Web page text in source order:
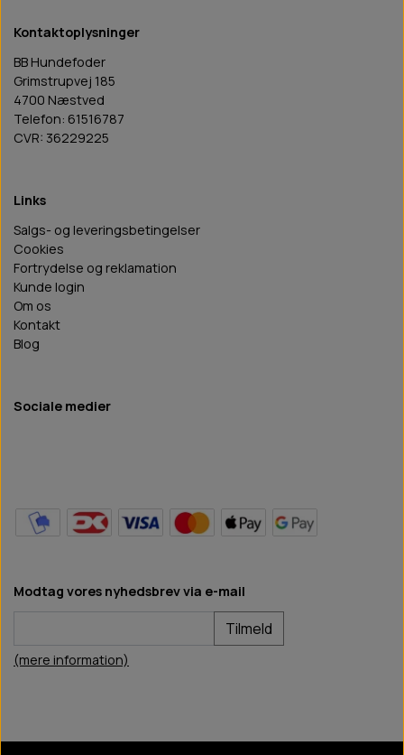
Kontaktoplysninger
BB Hundefoder
Grimstrupvej 185
4700 Næstved
Telefon: 61516787
CVR: 36229225
Links
Salgs- og leveringsbetingelser
Cookies
Fortrydelse og reklamation
Kunde login
Om os
Kontakt
Blog
Sociale medier
Modtag vores nyhedsbrev via e-mail
Tilmeld
(mere information)